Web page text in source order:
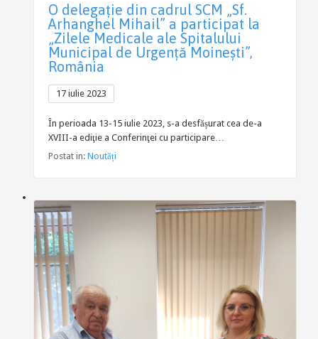
O delegație din cadrul SCM „Sf.
Arhanghel Mihail” a participat la
„Zilele Medicale ale Spitalului
Municipal de Urgență Moinești”,
România
17 iulie 2023
În perioada 13-15 iulie 2023, s-a desfășurat cea de-a
XVIII-a ediţie a Conferinţei cu participare…
Postat in: Noutăți